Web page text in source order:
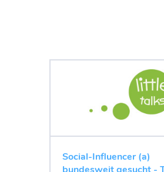
Social-Influencer (a)
bundesweit gesucht -